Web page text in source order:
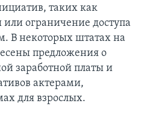
таких как
ограничение доступа
В некоторых штатах на
предложения о
заработной платы и
актерами,
для взрослых.